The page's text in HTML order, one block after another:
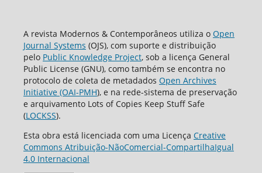
A revista Modernos & Contemporâneos utiliza o Open
Journal Systems (OJS), com suporte e distribuição
pelo Public Knowledge Project, sob a licença General
Public License (GNU), como também se encontra no
protocolo de coleta de metadados Open Archives
Initiative (OAI-PMH), e na rede-sistema de preservação
e arquivamento Lots of Copies Keep Stuff Safe
(LOCKSS).
Esta obra está licenciada com uma Licença Creative
Commons Atribuição-NãoComercial-CompartilhaIgual
4.0 Internacional